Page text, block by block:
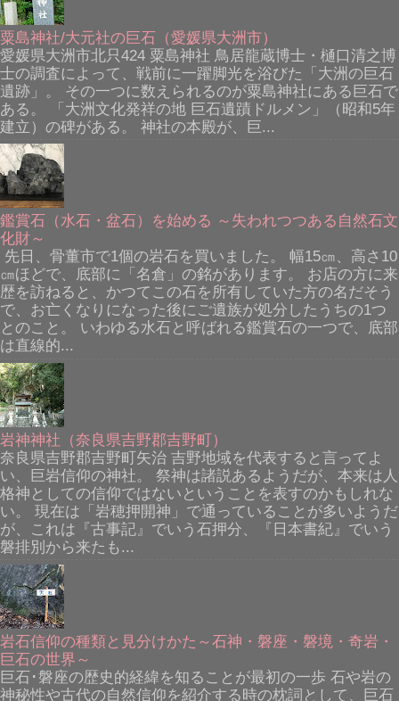
粟島神社/大元社の巨石（愛媛県大洲市）
愛媛県大洲市北只424 粟島神社 鳥居龍蔵博士・樋口清之博
士の調査によって、戦前に一躍脚光を浴びた「大洲の巨石
遺跡」。 その一つに数えられるのが粟島神社にある巨石で
ある。 「大洲文化発祥の地 巨石遺蹟ドルメン」（昭和5年
建立）の碑がある。 神社の本殿が、巨...
鑑賞石（水石・盆石）を始める ～失われつつある自然石文
化財～
先日、骨董市で1個の岩石を買いました。 幅15㎝、高さ10
㎝ほどで、底部に「名倉」の銘があります。 お店の方に来
歴を訪ねると、かつてこの石を所有していた方の名だそう
で、お亡くなりになった後にご遺族が処分したうちの1つ
とのこと。 いわゆる水石と呼ばれる鑑賞石の一つで、底部
は直線的...
岩神神社（奈良県吉野郡吉野町）
奈良県吉野郡吉野町矢治 吉野地域を代表すると言ってよ
い、巨岩信仰の神社。 祭神は諸説あるようだが、本来は人
格神としての信仰ではないということを表すのかもしれな
い。 現在は「岩穂押開神」で通っていることが多いようだ
が、これは『古事記』でいう石押分、『日本書紀』でいう
磐排別から来たも...
岩石信仰の種類と見分けかた～石神・磐座・磐境・奇岩・
巨石の世界～
巨石･磐座の歴史的経緯を知ることが最初の一歩 石や岩の
神秘性や古代の自然信仰を紹介する時の枕詞として、巨石